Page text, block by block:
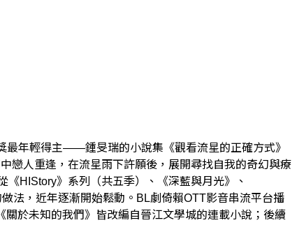
最年輕得主——鍾旻瑞的小說集《觀看流星的正確方式》
戀人重逢，在流星雨下許願後，展開尋找自我的奇幻與療
HIStory》系列（共五季）、《深藍與月光》、
法，近年逐漸開始鬆動。BL劇倚賴OTT影音串流平台播
於未知的我們》皆改編自晉江文學城的連載小說；後續